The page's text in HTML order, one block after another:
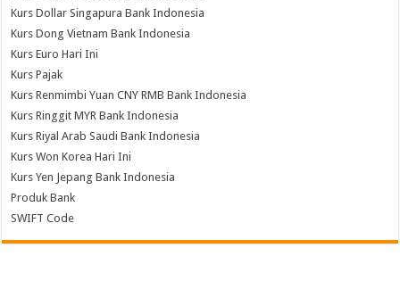
Kurs Dollar Singapura Bank Indonesia
Kurs Dong Vietnam Bank Indonesia
Kurs Euro Hari Ini
Kurs Pajak
Kurs Renmimbi Yuan CNY RMB Bank Indonesia
Kurs Ringgit MYR Bank Indonesia
Kurs Riyal Arab Saudi Bank Indonesia
Kurs Won Korea Hari Ini
Kurs Yen Jepang Bank Indonesia
Produk Bank
SWIFT Code